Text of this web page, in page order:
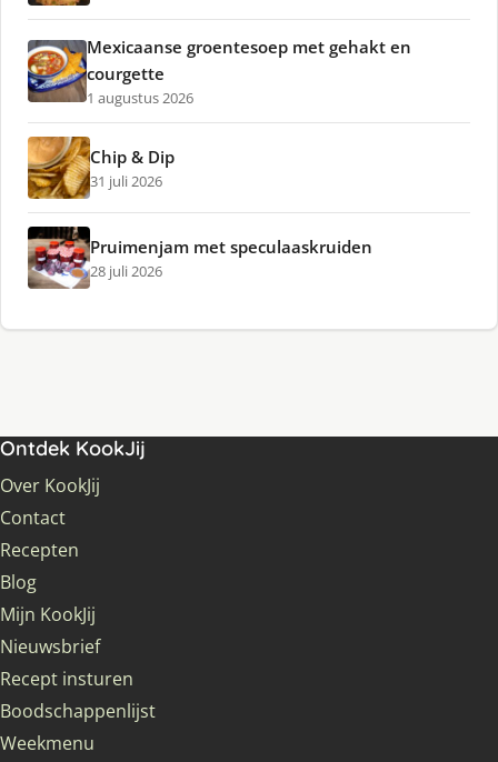
Mexicaanse groentesoep met gehakt en
courgette
1 augustus 2026
Chip & Dip
31 juli 2026
Pruimenjam met speculaaskruiden
28 juli 2026
Ontdek KookJij
Over KookJij
Contact
Recepten
Blog
Mijn KookJij
Nieuwsbrief
Recept insturen
Boodschappenlijst
Weekmenu